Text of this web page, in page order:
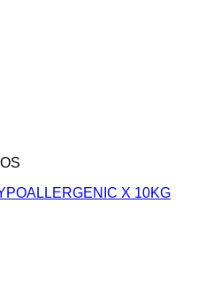
X 10KG